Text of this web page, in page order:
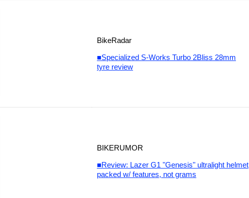
BikeRadar
■Specialized S-Works Turbo 2Bliss 28mm
tyre review
BIKERUMOR
■Review: Lazer G1 "Genesis" ultralight helmet
packed w/ features, not grams